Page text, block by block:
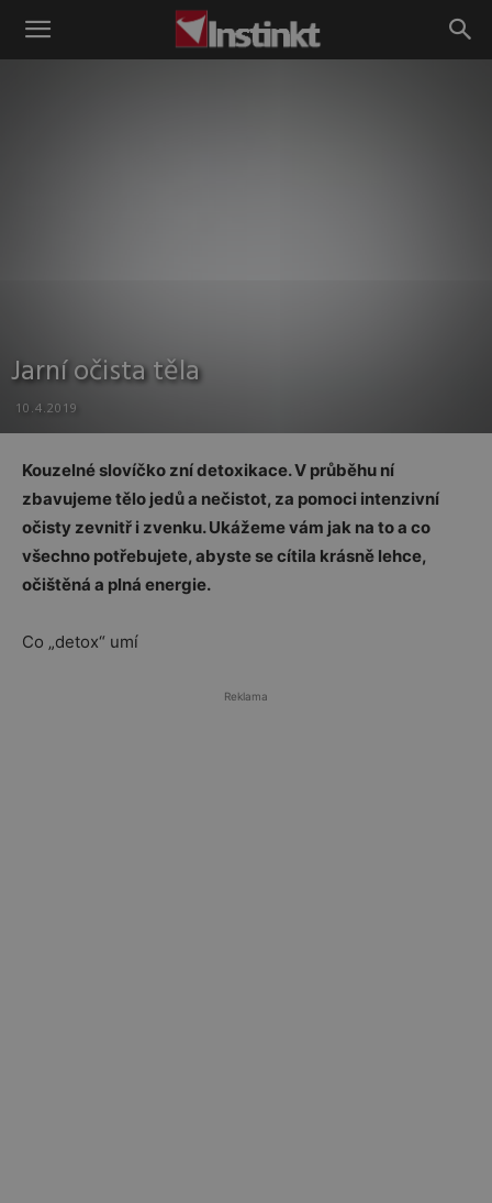
Instinkt
Jarní očista těla
10.4.2019
Kouzelné slovíčko zní detoxikace. V průběhu ní
zbavujeme tělo jedů a nečistot, za pomoci intenzivní
očisty zevnitř i zvenku. Ukážeme vám jak na to a co
všechno potřebujete, abyste se cítila krásně lehce,
očištěná a plná energie.
Co „detox“ umí
Reklama